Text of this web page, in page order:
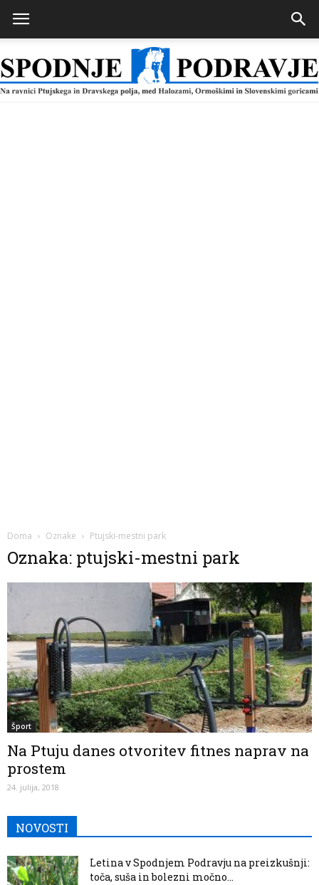
Doma Oznake Ptujski-mestni park
Oznaka: ptujski-mestni park
Šport
Na Ptuju danes otvoritev fitnes naprav na
prostem
24. julija, 2018
NOVOSTI
Letina v Spodnjem Podravju na preizkušnji:
toča, suša in bolezni močno...